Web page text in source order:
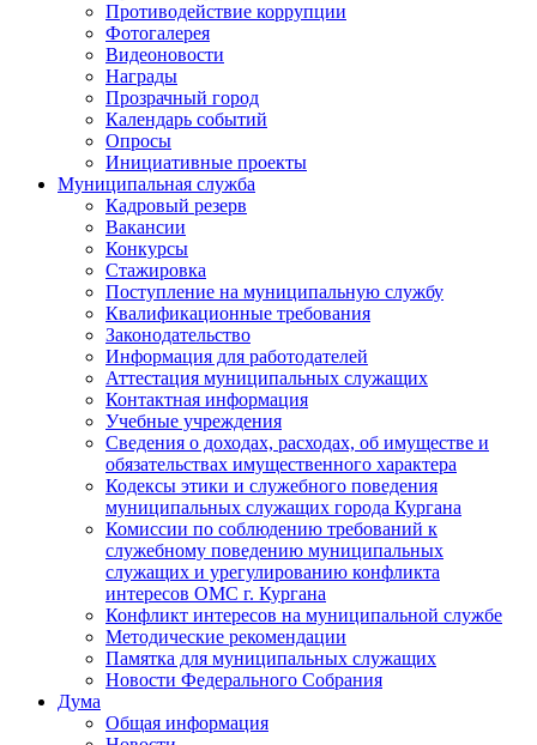
Противодействие коррупции
Фотогалерея
Видеоновости
Награды
Прозрачный город
Календарь событий
Опросы
Инициативные проекты
Муниципальная служба
Кадровый резерв
Вакансии
Конкурсы
Стажировка
Поступление на муниципальную службу
Квалификационные требования
Законодательство
Информация для работодателей
Аттестация муниципальных служащих
Контактная информация
Учебные учреждения
Сведения о доходах, расходах, об имуществе и
обязательствах имущественного характера
Кодексы этики и служебного поведения
муниципальных служащих города Кургана
Комиссии по соблюдению требований к
служебному поведению муниципальных
служащих и урегулированию конфликта
интересов ОМС г. Кургана
Конфликт интересов на муниципальной службе
Методические рекомендации
Памятка для муниципальных служащих
Новости Федерального Cобрания
Дума
Общая информация